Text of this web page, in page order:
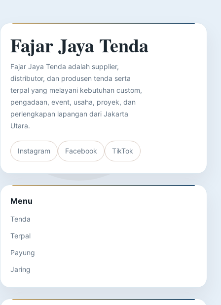
Fajar Jaya Tenda
Fajar Jaya Tenda adalah supplier,
distributor, dan produsen tenda serta
terpal yang melayani kebutuhan custom,
pengadaan, event, usaha, proyek, dan
perlengkapan lapangan dari Jakarta
Utara.
Instagram Facebook TikTok
Menu
Tenda
Terpal
Payung
Jaring